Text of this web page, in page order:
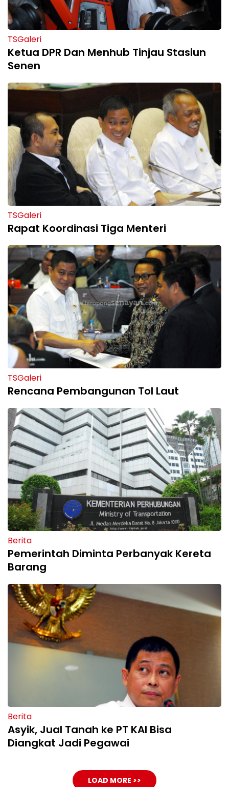
TSGaleri
Ketua DPR Dan Menhub Tinjau Stasiun
Senen
TSGaleri
Rapat Koordinasi Tiga Menteri
TSGaleri
Rencana Pembangunan Tol Laut
Berita
Pemerintah Diminta Perbanyak Kereta
Barang
Berita
Asyik, Jual Tanah ke PT KAI Bisa
Diangkat Jadi Pegawai
LOAD MORE >>